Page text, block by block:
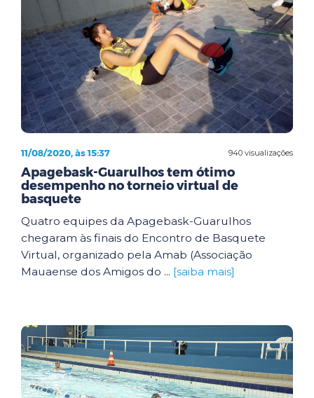
940 visualizações
11/08/2020, às 15:37
Apagebask-Guarulhos tem ótimo
desempenho no torneio virtual de
basquete
Quatro equipes da Apagebask-Guarulhos
chegaram às finais do Encontro de Basquete
Virtual, organizado pela Amab (Associação
Mauaense dos Amigos do ... [saiba mais]